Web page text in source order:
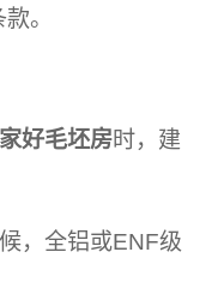
。
好毛坯房时，建
，全铝或ENF级